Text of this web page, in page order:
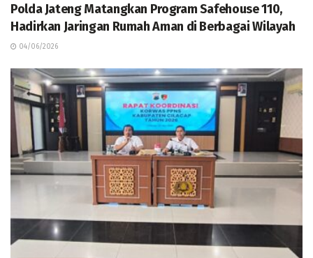
Polda Jateng Matangkan Program Safehouse 110,
Hadirkan Jaringan Rumah Aman di Berbagai Wilayah
04/06/2026